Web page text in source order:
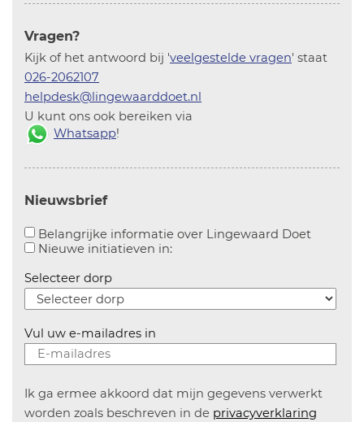
Vragen?
Kijk of het antwoord bij 'veelgestelde vragen' staat
026-2062107
helpdesk@lingewaarddoet.nl
U kunt ons ook bereiken via
Whatsapp!
Nieuwsbrief
Belangrijke informatie over Lingewaard Doet
Nieuwe initiatieven in:Aanvinken om informatie over
Selecteer dorp
Vul uw e-mailadres in
Ik ga ermee akkoord dat mijn gegevens verwerkt
worden zoals beschreven in de privacyverklaring